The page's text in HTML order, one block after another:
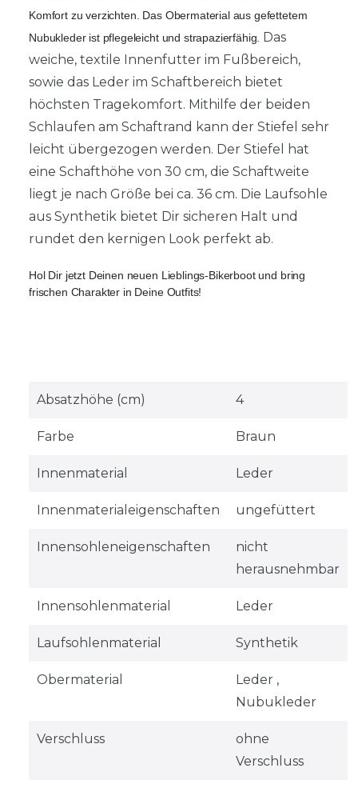
Komfort zu verzichten. Das Obermaterial aus gefettetem
Nubukleder ist pflegeleicht und strapazierfähig. Das
weiche, textile Innenfutter im Fußbereich,
sowie das Leder im Schaftbereich bietet
höchsten Tragekomfort. Mithilfe der beiden
Schlaufen am Schaftrand kann der Stiefel sehr
leicht übergezogen werden. Der Stiefel hat
eine Schafthöhe von 30 cm, die Schaftweite
liegt je nach Größe bei ca. 36 cm. Die Laufsohle
aus Synthetik bietet Dir sicheren Halt und
rundet den kernigen Look perfekt ab.
Hol Dir jetzt Deinen neuen Lieblings-Bikerboot und bring
frischen Charakter in Deine Outfits!
Absatzhöhe (cm) 4
Farbe Braun
Innenmaterial Leder
Innenmaterialeigenschaften ungefüttert
Innensohleneigenschaften
nicht
herausnehmbar
Innensohlenmaterial Leder
Laufsohlenmaterial Synthetik
Obermaterial
Leder ,
Nubukleder
Verschluss
ohne
Verschluss